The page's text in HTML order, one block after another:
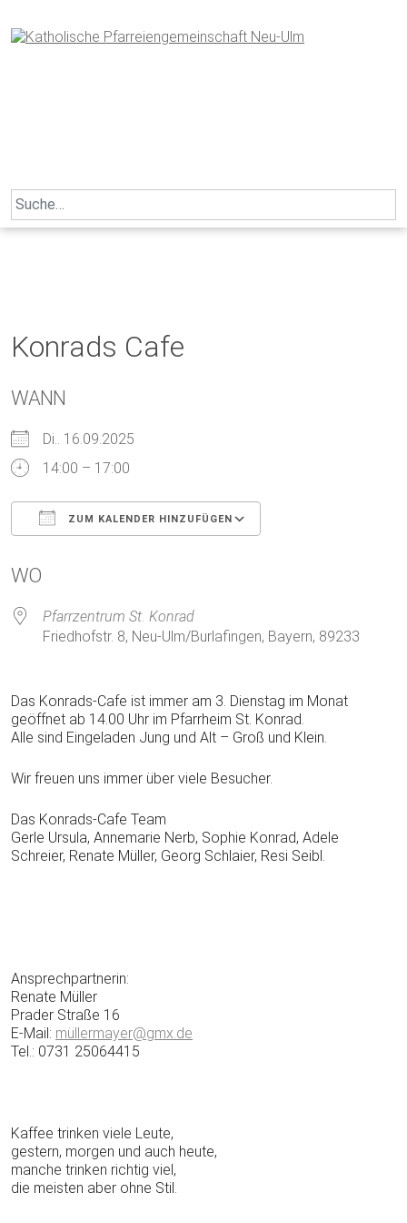
to
content
Search
for:
Konrads Cafe
WANN
Di.. 16.09.2025
14:00 – 17:00
ZUM KALENDER HINZUFÜGEN
WO
Pfarrzentrum St. Konrad
Friedhofstr. 8, Neu-Ulm/Burlafingen, Bayern, 89233
Das Konrads-Cafe ist immer am 3. Dienstag im Monat
geöffnet ab 14.00 Uhr im Pfarrheim St. Konrad.
Alle sind Eingeladen Jung und Alt – Groß und Klein.
Wir freuen uns immer über viele Besucher.
Das Konrads-Cafe Team
Gerle Ursula, Annemarie Nerb, Sophie Konrad, Adele
Schreier, Renate Müller, Georg Schlaier, Resi Seibl.
Ansprechpartnerin:
Renate Müller
Prader Straße 16
E-Mail: müllermayer@gmx.de
Tel.: 0731 25064415
Kaffee trinken viele Leute,
gestern, morgen und auch heute,
manche trinken richtig viel,
die meisten aber ohne Stil.